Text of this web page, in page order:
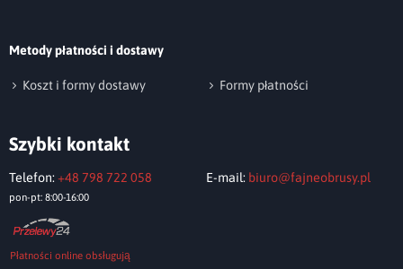
Wyślij opinię
Metody płatności i dostawy
Koszt i formy dostawy Formy płatności
Szybki kontakt
Telefon: +48 798 722 058
pon-pt: 8:00-16:00
E-mail: biuro@fajneobrusy.pl
Płatności online obsługują